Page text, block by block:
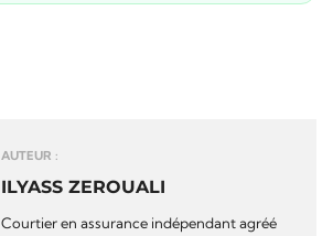
AUTEUR :
ILYASS ZEROUALI
Courtier en assurance indépendant agréé